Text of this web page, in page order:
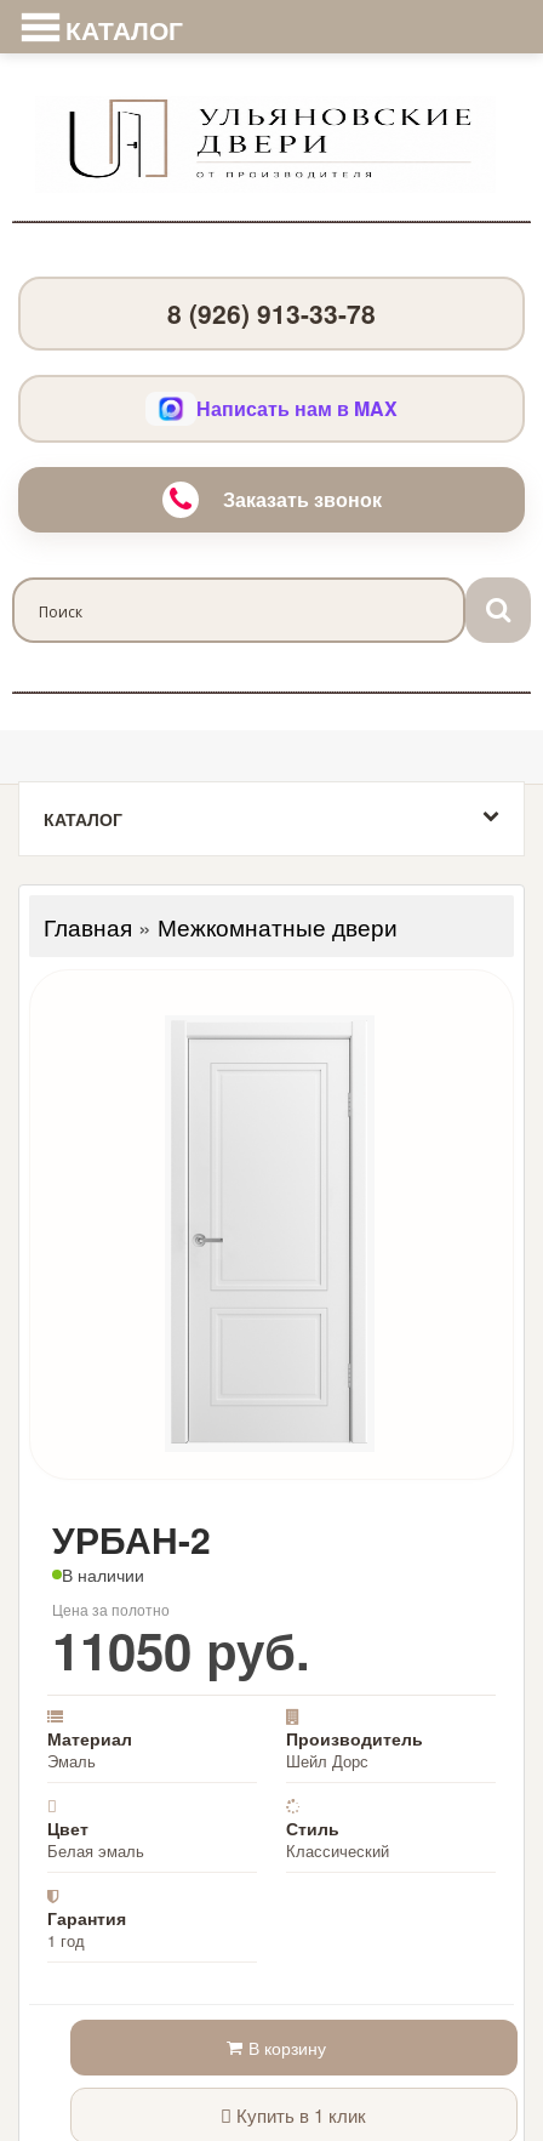
КАТАЛОГ
8 (926) 913-33-78
Написать нам в MAX
Заказать звонок
КАТАЛОГ
Главная » Межкомнатные двери
УРБАН-2
В наличии
Цена за полотно
11050 руб.
Материал
Эмаль
Производитель
Шейл Дорс
Цвет
Белая эмаль
Стиль
Классический
Гарантия
1 год
В корзину
Купить в 1 клик